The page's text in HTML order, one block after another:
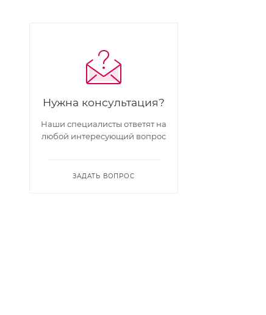
Нужна консультация?
Наши специалисты ответят на
любой интересующий вопрос
ЗАДАТЬ ВОПРОС